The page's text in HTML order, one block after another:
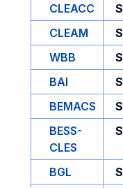
CLEACC
S
CLEAM
S
WBB
S
BAI
S
BEMACS
S
BESS-
CLES
S
BGL S